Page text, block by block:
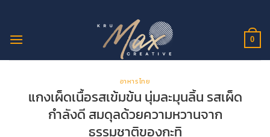
ยัง
0
อาหารไทย
แกงเผ็ดเนื้อรสเข้มข้น นุ่มละมุนลิ้น รสเผ็ด
กำลังดี สมดุลด้วยความหวานจาก
ธรรมชาติของกะทิ